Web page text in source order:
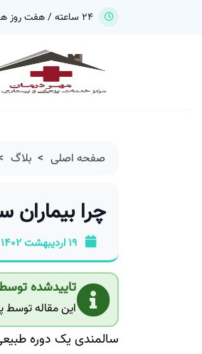
صفحه اصلی > بلاگ
چرا بیماران
19 اردیبهشت 1402
تاییدشده
این مقاله
سالمندی یک دوره